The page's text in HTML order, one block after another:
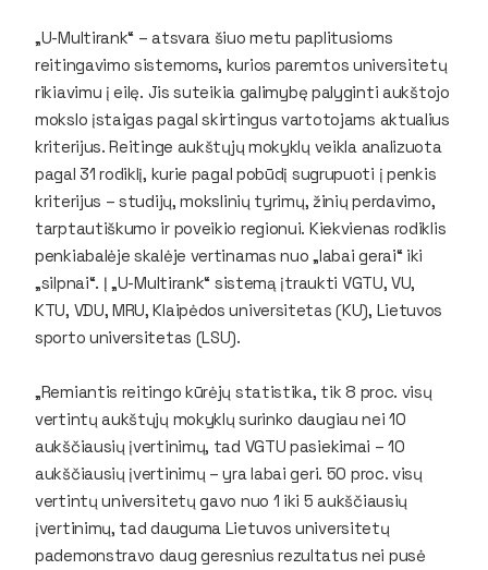
„U-Multirank“ – atsvara šiuo metu paplitusioms
reitingavimo sistemoms, kurios paremtos universitetų
rikiavimu į eilę. Jis suteikia galimybę palyginti aukštojo
mokslo įstaigas pagal skirtingus vartotojams aktualius
kriterijus. Reitinge aukštųjų mokyklų veikla analizuota
pagal 31 rodiklį, kurie pagal pobūdį sugrupuoti į penkis
kriterijus – studijų, mokslinių tyrimų, žinių perdavimo,
tarptautiškumo ir poveikio regionui. Kiekvienas rodiklis
penkiabalėje skalėje vertinamas nuo „labai gerai“ iki
„silpnai“. Į „U-Multirank“ sistemą įtraukti VGTU, VU,
KTU, VDU, MRU, Klaipėdos universitetas (KU), Lietuvos
sporto universitetas (LSU).
„Remiantis reitingo kūrėjų statistika, tik 8 proc. visų
vertintų aukštųjų mokyklų surinko daugiau nei 10
aukščiausių įvertinimų, tad VGTU pasiekimai – 10
aukščiausių įvertinimų – yra labai geri. 50 proc. visų
vertintų universitetų gavo nuo 1 iki 5 aukščiausių
įvertinimų, tad dauguma Lietuvos universitetų
pademonstravo daug geresnius rezultatus nei pusė